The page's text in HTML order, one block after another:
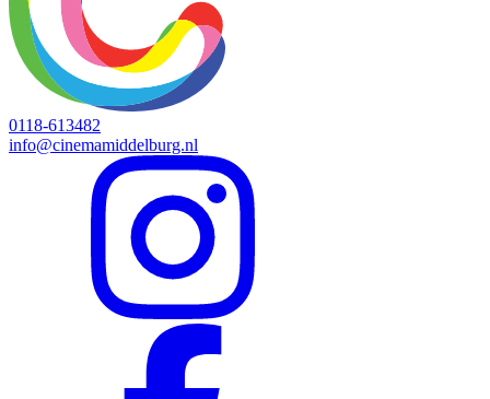
0118-613482
info@cinemamiddelburg.nl